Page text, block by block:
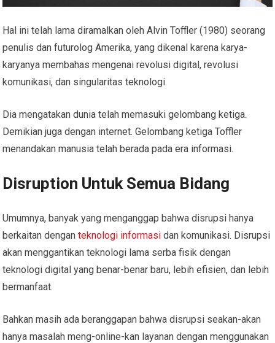
Hal ini telah lama diramalkan oleh Alvin Toffler (1980) seorang
penulis dan futurolog Amerika, yang dikenal karena karya-
karyanya membahas mengenai revolusi digital, revolusi
komunikasi, dan singularitas teknologi.
Dia mengatakan dunia telah memasuki gelombang ketiga.
Demikian juga dengan internet. Gelombang ketiga Toffler
menandakan manusia telah berada pada era informasi.
Disruption Untuk Semua Bidang
Umumnya, banyak yang menganggap bahwa disrupsi hanya
berkaitan denganteknologi informasi dan komunikasi. Disrupsi
akan menggantikan teknologi lama serba fisik dengan
teknologi digital yang benar-benar baru, lebih efisien, dan lebih
bermanfaat.
Bahkan masih ada beranggapan bahwa disrupsi seakan-akan
hanya masalah meng-online-kan layanan dengan menggunakan